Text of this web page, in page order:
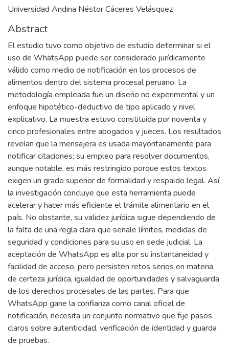
Universidad Andina Néstor Cáceres Velásquez
Abstract
El estudio tuvo como objetivo de estudio determinar si el
uso de WhatsApp puede ser considerado jurídicamente
válido como medio de notificación en los procesos de
alimentos dentro del sistema procesal peruano. La
metodología empleada fue un diseño no experimental y un
enfoque hipotético-deductivo de tipo aplicado y nivel
explicativo. La muestra estuvo constituida por noventa y
cinco profesionales entre abogados y jueces. Los resultados
revelan que la mensajera es usada mayoritariamente para
notificar citaciones; su empleo para resolver documentos,
aunque notable, es más restringido porque estos textos
exigen un grado superior de formalidad y respaldo legal. Así,
la investigación concluye que esta herramienta puede
acelerar y hacer más eficiente el trámite alimentario en el
país. No obstante, su validez jurídica sigue dependiendo de
la falta de una regla clara que señale límites, medidas de
seguridad y condiciones para su uso en sede judicial. La
aceptación de WhatsApp es alta por su instantaneidad y
facilidad de acceso, pero persisten retos serios en materia
de certeza jurídica, igualdad de oportunidades y salvaguarda
de los derechos procesales de las partes. Para que
WhatsApp gane la confianza como canal oficial de
notificación, necesita un conjunto normativo que fije pasos
claros sobre autenticidad, verificación de identidad y guarda
de pruebas.